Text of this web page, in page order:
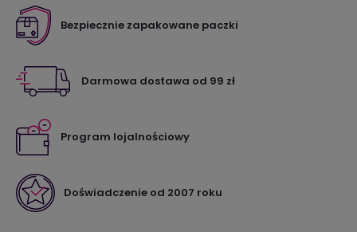
Bezpiecznie zapakowane paczki
Darmowa dostawa od 99 zł
Program lojalnościowy
Doświadczenie od 2007 roku